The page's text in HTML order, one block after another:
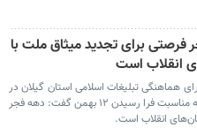
فرصتی برای تجدید میثاق ملت با
انقلاب است
هماهنگی تبلیغات اسلامی استان گیلان در
بیانیه ای به مناسبت فرا رسیدن ۱۲ بهمن گفت: دهه فجر
انقلاب است.